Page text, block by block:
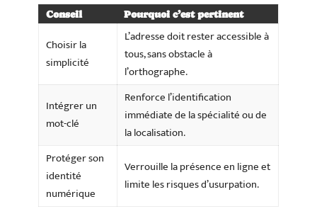
Conseil Pourquoi c’est pertinent
Choisir la
simplicité
L’adresse doit rester accessible à
tous, sans obstacle à
l’orthographe.
Intégrer un
mot-clé
Renforce l’identification
immédiate de la spécialité ou de
la localisation.
Protéger son
identité
numérique
Verrouille la présence en ligne et
limite les risques d’usurpation.